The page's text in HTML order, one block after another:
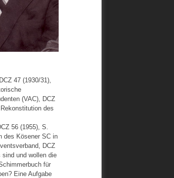
47 (1930/31),
(VAC), DCZ
des
56 (1955), S.
des Kösener SC in
DCZ
sind und wollen die
für
Eine Aufgabe